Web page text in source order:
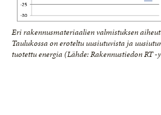
Eri rakennusmateriaalien valmistuksen
Taulukossa on eroteltu uusiutuvista ja
tuotettu energia (Lähde: Rakennustiedon RT -